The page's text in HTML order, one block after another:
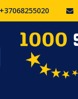
+37068255020